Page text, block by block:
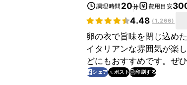
調理時間 20分 費用目安
4.48 (1,266)
卵の衣で旨味を閉じ込め
イタリアンな雰囲気が楽
どにもおすすめです。ぜ
シェア ポスト 印刷する